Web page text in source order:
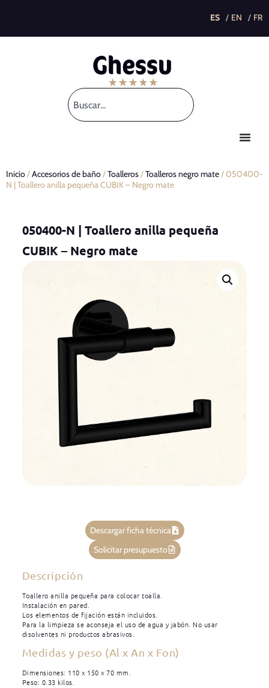
Inicio/Accesorios de baño/Toalleros/Toalleros negro mate/ 050400-
N | Toallero anilla pequeña CUBIK – Negro mate
050400-N | Toallero anilla pequeña
CUBIK – Negro mate
Descargar ficha técnica
Solicitar presupuesto
Descripción
Toallero anilla pequeña para colocar toalla.
Instalación en pared.
Los elementos de fijación están incluidos.
Para la limpieza se aconseja el uso de agua y jabón. No usar
disolventes ni productos abrasivos.
Medidas y peso (Al x An x Fon)
Dimensiones: 110 x 150 x 70 mm.
Peso: 0.33 kilos.